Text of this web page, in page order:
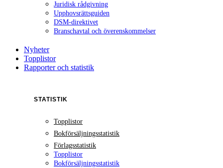
Juridisk rådgivning
Upphovsrättsguiden
DSM-direktivet
Branschavtal och överenskommelser
Nyheter
Topplistor
Rapporter och statistik
STATISTIK
Topplistor
Bokförsäljningsstatistik
Förlagsstatistik
Topplistor
Bokförsäljningsstatistik